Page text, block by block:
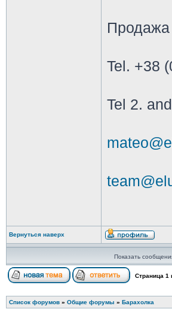
Tel. +38
Tel 2.
Вернуться наверх
Показать
Страница 1
Список форумов » Общие форумы » Барахолка